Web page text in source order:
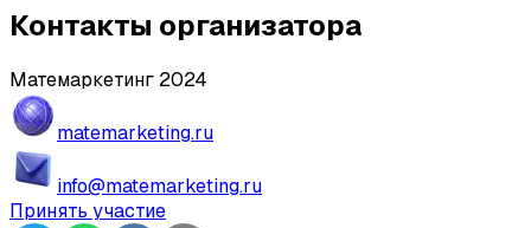
Контакты организатора
Матемаркетинг 2024
matemarketing.ru
info@matemarketing.ru
Принять участие